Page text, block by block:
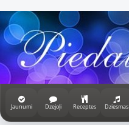
Jaunumi Dzejoļi Receptes Dziesmas